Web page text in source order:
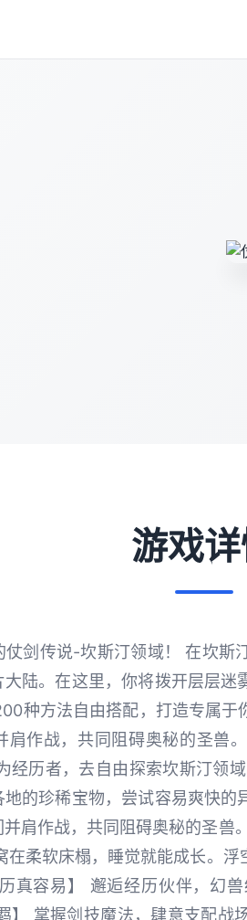
游戏
剑传说-坎斯汀领域！ 在坎斯
陆。在这里，你将拨开层层
种方法自由搭配，打造专属
肩作战，共同阻碍奥秘的圣兽
经历者，去自由探索坎斯汀领
地的珍稀宝物，尝试容易爽快
肩作战，共同阻碍奥秘的圣兽
在柔软床榻，睡觉就能成长。
真容易】 邂逅经历伙伴，幻
】 掌握剑技魔法，肆意支配战